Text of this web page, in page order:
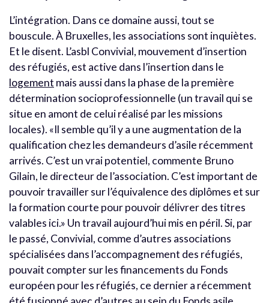
L’intégration. Dans ce domaine aussi, tout se
bouscule. À Bruxelles, les associations sont inquiètes.
Et le disent. L’asbl Convivial, mouvement d’insertion
des réfugiés, est active dans l’insertion dans le
logement mais aussi dans la phase de la première
détermination socioprofessionnelle (un travail qui se
situe en amont de celui réalisé par les missions
locales). «Il semble qu’il y a une augmentation de la
qualification chez les demandeurs d’asile récemment
arrivés. C’est un vrai potentiel, commente Bruno
Gilain, le directeur de l’association. C’est important de
pouvoir travailler sur l’équivalence des diplômes et sur
la formation courte pour pouvoir délivrer des titres
valables ici.» Un travail aujourd’hui mis en péril. Si, par
le passé, Convivial, comme d’autres associations
spécialisées dans l’accompagnement des réfugiés,
pouvait compter sur les financements du Fonds
européen pour les réfugiés, ce dernier a récemment